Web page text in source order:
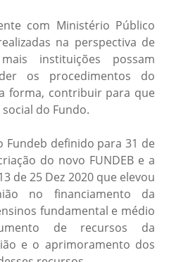
com Ministério Público
na perspectiva de
instituições possam
os procedimentos do
forma, contribuir para que
do Fundo.
Fundeb definido para 31 de
do novo FUNDEB e a
de 25 Dez 2020 que elevou
no financiamento da
fundamental e médio
de recursos da
e o aprimoramento dos